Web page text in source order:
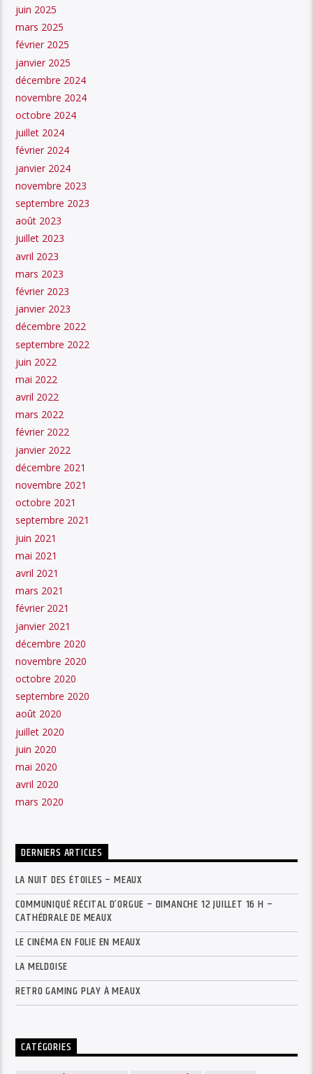
juin 2025
mars 2025
février 2025
janvier 2025
décembre 2024
novembre 2024
octobre 2024
juillet 2024
février 2024
janvier 2024
novembre 2023
septembre 2023
août 2023
juillet 2023
avril 2023
mars 2023
février 2023
janvier 2023
décembre 2022
septembre 2022
juin 2022
mai 2022
avril 2022
mars 2022
février 2022
janvier 2022
décembre 2021
novembre 2021
octobre 2021
septembre 2021
juin 2021
mai 2021
avril 2021
mars 2021
février 2021
janvier 2021
décembre 2020
novembre 2020
octobre 2020
septembre 2020
août 2020
juillet 2020
juin 2020
mai 2020
avril 2020
mars 2020
DERNIERS ARTICLES
LA NUIT DES ÉTOILES – MEAUX
COMMUNIQUÉ RÉCITAL D’ORGUE – DIMANCHE 12 JUILLET 16 H –
CATHÉDRALE DE MEAUX
LE CINÉMA EN FOLIE EN MEAUX
LA MELDOISE
RETRO GAMING PLAY À MEAUX
CATÉGORIES